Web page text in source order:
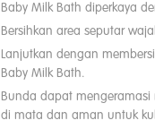
Baby Milk Bath diperkaya
Bersihkan area seputar
Lanjutkan dengan
Baby Milk Bath.
Bunda dapat
di mata dan aman untuk